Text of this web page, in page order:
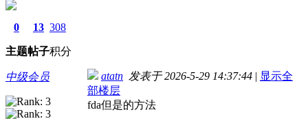
0
主题
13
帖子
308
积分
中级会员 atatn 发表于 2026-5-29 14:37:44 | 显示全
部楼层
fda但是的方法